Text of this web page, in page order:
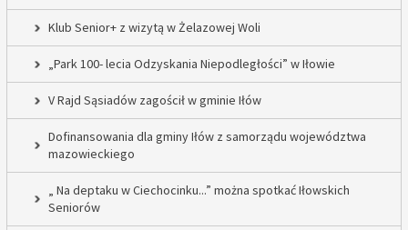
Klub Senior+ z wizytą w Żelazowej Woli
„Park 100- lecia Odzyskania Niepodległości” w Iłowie
V Rajd Sąsiadów zagościł w gminie Iłów
Dofinansowania dla gminy Iłów z samorządu województwa
mazowieckiego
„ Na deptaku w Ciechocinku...” można spotkać Iłowskich
Seniorów